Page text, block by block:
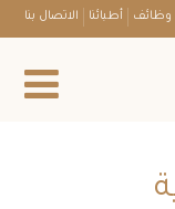
وظائف أطبائنا الاتصال بنا